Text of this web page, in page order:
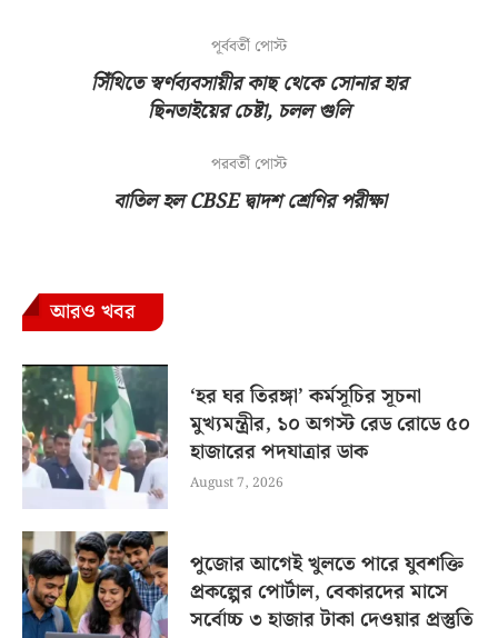
পূর্ববর্তী পোস্ট
সিঁথিতে স্বর্ণব্যবসায়ীর কাছ থেকে সোনার হার
ছিনতাইয়ের চেষ্টা, চলল গুলি
পরবর্তী পোস্ট
বাতিল হল CBSE দ্বাদশ শ্রেণির পরীক্ষা
আরও খবর
‘হর ঘর তিরঙ্গা’ কর্মসূচির সূচনা
মুখ্যমন্ত্রীর, ১০ অগস্ট রেড রোডে ৫০
হাজারের পদযাত্রার ডাক
August 7, 2026
পুজোর আগেই খুলতে পারে যুবশক্তি
প্রকল্পের পোর্টাল, বেকারদের মাসে
সর্বোচ্চ ৩ হাজার টাকা দেওয়ার প্রস্তুতি